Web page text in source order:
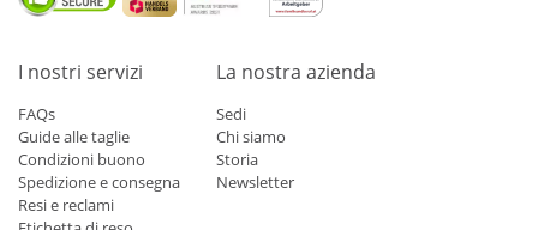
I nostri servizi
FAQs
Guide alle taglie
Condizioni buono
Spedizione e consegna
Resi e reclami
La nostra azienda
Sedi
Chi siamo
Storia
Newsletter